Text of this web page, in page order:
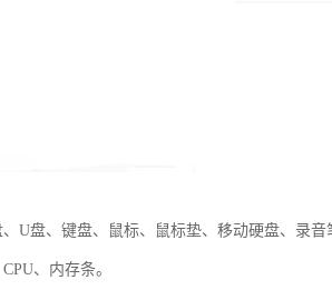
U盘、键盘、鼠标、鼠标垫、移动硬盘、录
、内存条。